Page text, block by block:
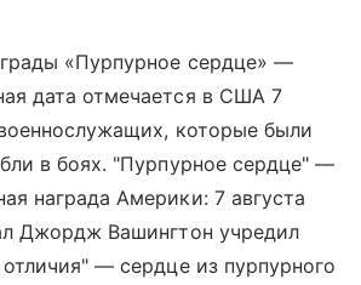
«Пурпурное сердце» —
дата отмечается в США 7
которые были
в боях. "Пурпурное сердце" —
награда Америки: 7 августа
Джордж Вашингтон учредил
— сердце из пурпурного